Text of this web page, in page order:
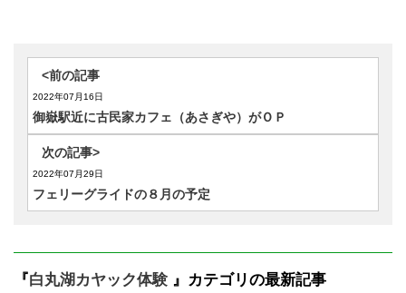
<前の記事
2022年07月16日
御嶽駅近に古民家カフェ（あさぎや）がＯＰ
次の記事>
2022年07月29日
フェリーグライドの８月の予定
『白丸湖カヤック体験 』カテゴリの最新記事